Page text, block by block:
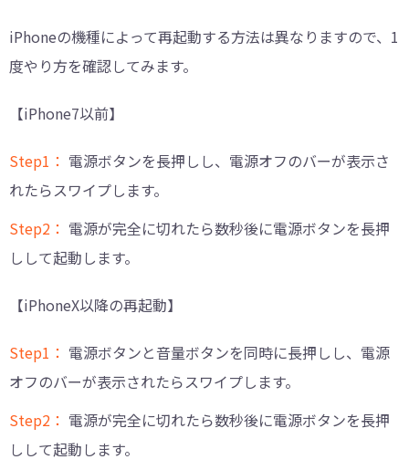
iPhoneの機種によって再起動する方法は異なりますので、1
度やり方を確認してみます。
【iPhone7以前】
Step1： 電源ボタンを長押しし、電源オフのバーが表示さ
れたらスワイプします。
Step2： 電源が完全に切れたら数秒後に電源ボタンを長押
しして起動します。
【iPhoneX以降の再起動】
Step1： 電源ボタンと音量ボタンを同時に長押しし、電源
オフのバーが表示されたらスワイプします。
Step2： 電源が完全に切れたら数秒後に電源ボタンを長押
しして起動します。